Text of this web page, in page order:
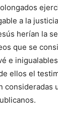
a la
herían la
que se
e
ellos el
consideradas